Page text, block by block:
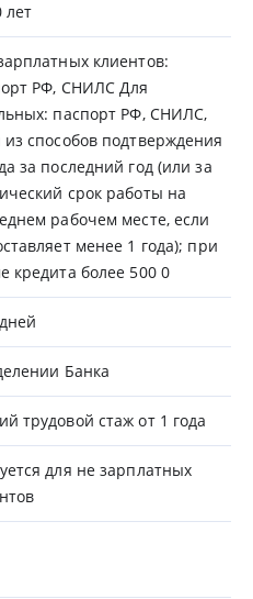
лет
клиентов:
РФ, СНИЛС Для
паспорт РФ, СНИЛС,
способов подтверждения
за последний год (или за
срок работы на
рабочем месте, если
менее 1 года); при
кредита более 500 0
Банка
трудовой стаж от 1 года
для не зарплатных